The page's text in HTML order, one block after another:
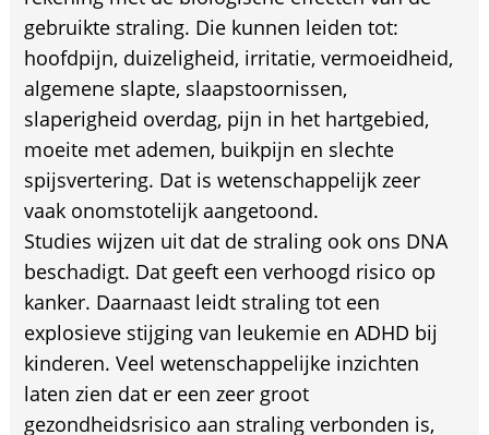
gebruikte straling. Die kunnen leiden tot:
hoofdpijn, duizeligheid, irritatie, vermoeidheid,
algemene slapte, slaapstoornissen,
slaperigheid overdag, pijn in het hartgebied,
moeite met ademen, buikpijn en slechte
spijsvertering. Dat is wetenschappelijk zeer
vaak onomstotelijk aangetoond.
Studies wijzen uit dat de straling ook ons DNA
beschadigt. Dat geeft een verhoogd risico op
kanker. Daarnaast leidt straling tot een
explosieve stijging van leukemie en ADHD bij
kinderen. Veel wetenschappelijke inzichten
laten zien dat er een zeer groot
gezondheidsrisico aan straling verbonden is,